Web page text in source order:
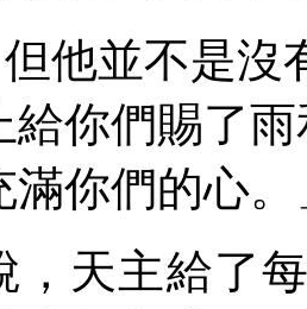
但他並不是沒
給你們賜了
你們的心。
，天主給了